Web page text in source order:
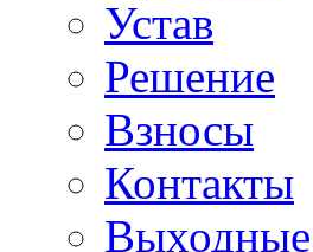
Устав
Решение
Взносы
Контакты